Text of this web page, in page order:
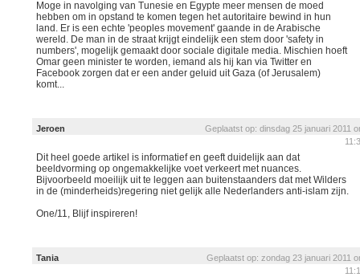
Moge in navolging van Tunesie en Egypte meer mensen de moed
hebben om in opstand te komen tegen het autoritaire bewind in hun
land. Er is een echte 'peoples movement' gaande in de Arabische
wereld. De man in de straat krijgt eindelijk een stem door 'safety in
numbers', mogelijk gemaakt door sociale digitale media. Mischien hoeft
Omar geen minister te worden, iemand als hij kan via Twitter en
Facebook zorgen dat er een ander geluid uit Gaza (of Jerusalem)
komt...
Jeroen
Geplaatst op: dinsdag 25 januari 2011
Dit heel goede artikel is informatief en geeft duidelijk aan dat
beeldvorming op ongemakkelijke voet verkeert met nuances.
Bijvoorbeeld moeilijk uit te leggen aan buitenstaanders dat met Wilders
in de (minderheids)regering niet gelijk alle Nederlanders anti-islam zijn.
One/11, Blijf inspireren!
Tania
Geplaatst op: zondag 23 januari 2011